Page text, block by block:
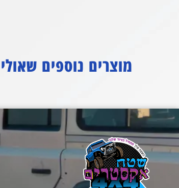
מוצרים נוספים